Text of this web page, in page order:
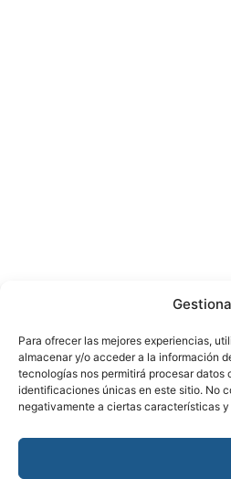
Para ofrecer las mejores experiencias,
almacenar y/o acceder a la información
tecnologías nos permitirá procesar
identificaciones únicas en este sitio. No
negativamente a ciertas características